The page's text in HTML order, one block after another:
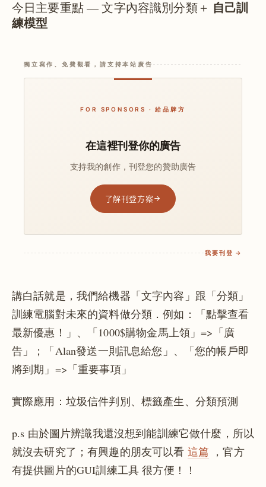
今日主要重點 — 文字內容識別分類＋ 自己訓
練模型
獨立寫作、免費觀看，請支持本站廣告
FOR SPONSORS · 給品牌方
在這裡刊登你的廣告
支持我的創作，刊登您的贊助廣告
了解刊登方案
我要刊登 →
講白話就是，我們給機器「文字內容」跟「分類」
訓練電腦對未來的資料做分類．例如：「點擊查看
最新優惠！」、「1000$購物金馬上領」=>「廣
告」；「Alan發送一則訊息給您」、「您的帳戶即
將到期」=>「重要事項」
實際應用：垃圾信件判別、標籤產生、分類預測
p.s 由於圖片辨識我還沒想到能訓練它做什麼，所以
就沒去研究了；有興趣的朋友可以看 這篇 ，官方
有提供圖片的GUI訓練工具 很方便！！